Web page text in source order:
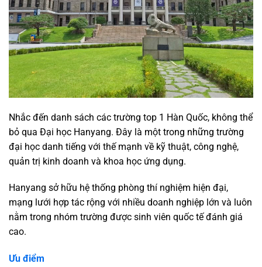
Nhắc đến danh sách các trường top 1 Hàn Quốc, không thể
bỏ qua Đại học Hanyang. Đây là một trong những trường
đại học danh tiếng với thế mạnh về kỹ thuật, công nghệ,
quản trị kinh doanh và khoa học ứng dụng.
Hanyang sở hữu hệ thống phòng thí nghiệm hiện đại,
mạng lưới hợp tác rộng với nhiều doanh nghiệp lớn và luôn
nằm trong nhóm trường được sinh viên quốc tế đánh giá
cao.
Ưu điểm